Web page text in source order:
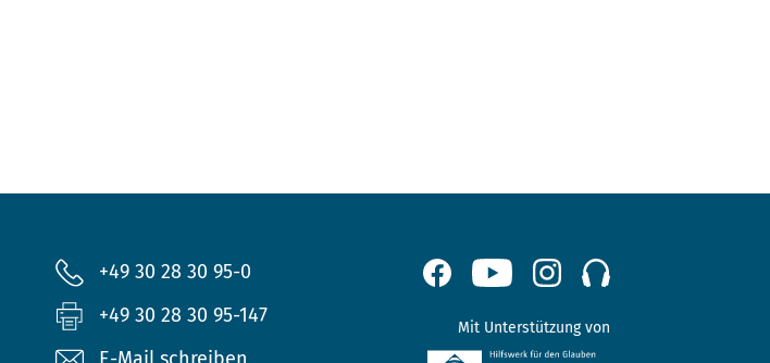
+49 30 28 30 95-0
+49 30 28 30 95-147
Mit Unterstützung von